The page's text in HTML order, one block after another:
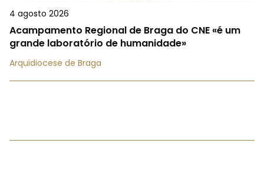
4 agosto 2026
Acampamento Regional de Braga do CNE «é um
grande laboratório de humanidade»
Arquidiocese de Braga